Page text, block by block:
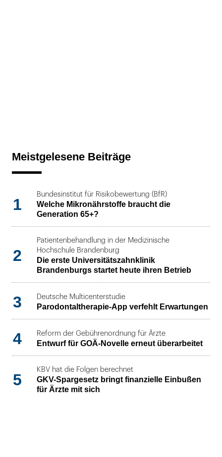
Meistgelesene Beiträge
1
Bundesinstitut für Risikobewertung (BfR)
Welche Mikronährstoffe braucht die
Generation 65+?
2
Patientenbehandlung in der Medizinische
Hochschule Brandenburg
Die erste Universitätszahnklinik
Brandenburgs startet heute ihren Betrieb
3 Deutsche Multicenterstudie
Parodontaltherapie-App verfehlt Erwartungen
4 Reform der Gebührenordnung für Ärzte
Entwurf für GOÄ-Novelle erneut überarbeitet
5
KBV hat die Folgen berechnet
GKV-Spargesetz bringt finanzielle Einbußen
für Ärzte mit sich